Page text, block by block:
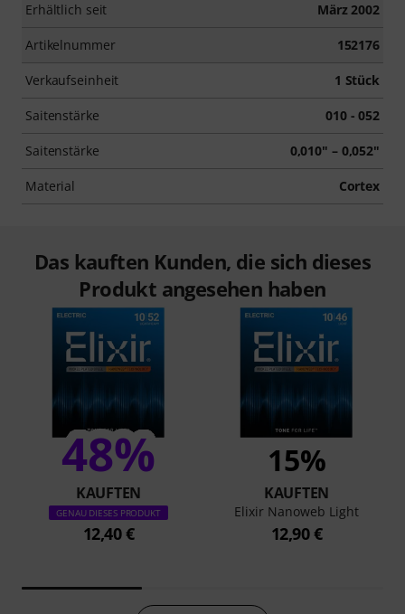
Erhältlich seit März 2002
Artikelnummer 152176
Verkaufseinheit 1 Stück
Saitenstärke 010 - 052
Saitenstärke 0,010" – 0,052"
Material Cortex
Das kauften Kunden, die sich dieses
Produkt angesehen haben
48%
KAUFTEN
GENAU DIESES PRODUKT
12,40 €
15%
KAUFTEN
Elixir Nanoweb Light
12,90 €